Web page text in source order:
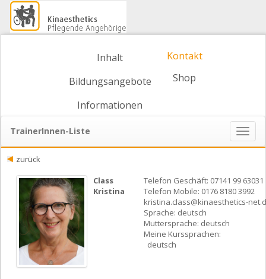
Inhalt
Bildungsangebote
Informationen
Kontakt
Shop
TrainerInnen-Liste
ein-/
zurück
Class
Kristina
Telefon Geschäft: 07141 99 63031
Telefon Mobile: 0176 8180 3992
kristina.class@kinaesthetics-
Sprache: deutsch
Muttersprache: deutsch
Meine Kurssprachen:
deutsch